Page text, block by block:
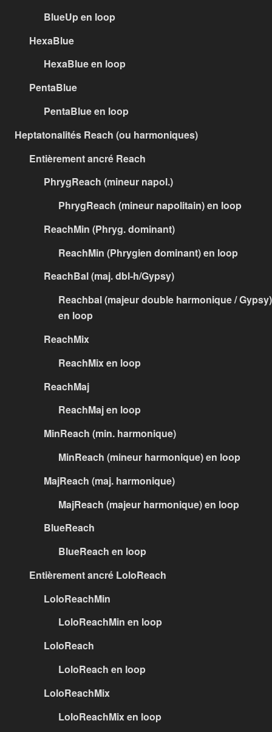
BlueUp en loop
HexaBlue
HexaBlue en loop
PentaBlue
PentaBlue en loop
Heptatonalités Reach (ou harmoniques)
Entièrement ancré Reach
PhrygReach (mineur napol.)
PhrygReach (mineur napolitain) en loop
ReachMin (Phryg. dominant)
ReachMin (Phrygien dominant) en loop
ReachBal (maj. dbl-h/Gypsy)
Reachbal (majeur double harmonique / Gypsy)
en loop
ReachMix
ReachMix en loop
ReachMaj
ReachMaj en loop
MinReach (min. harmonique)
MinReach (mineur harmonique) en loop
MajReach (maj. harmonique)
MajReach (majeur harmonique) en loop
BlueReach
BlueReach en loop
Entièrement ancré LoloReach
LoloReachMin
LoloReachMin en loop
LoloReach
LoloReach en loop
LoloReachMix
LoloReachMix en loop